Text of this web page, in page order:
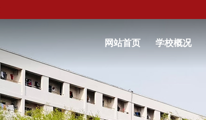
网站首页 学校概况